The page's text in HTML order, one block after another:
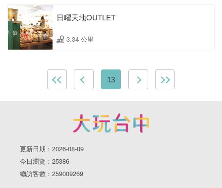
日曜天地OUTLET
3.34 公里
13
更新日期：2026-08-09
今日瀏覽：25386
總訪客數：259009269